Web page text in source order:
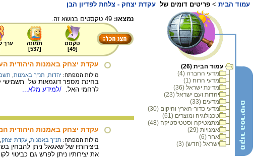
עמוד הבית > פריטים דומים של עקדת יצחק - צלחת לפדיון הבן
עמוד הבית (26)
מדעי החברה (4)
מדעי הרוח (1)
מדינת ישראל (36)
יהדות ועם ישראל (23)
מדעים (33)
מדעי כדור-הארץ והיקום (30)
טכנולוגיה ומוצרים (61)
מתמטיקה וסטטיסטיקה (48)
אמנויות (29)
אחר (6)
ישראל (חדש) (3)
נמצאו:
טקסט
[
49
]
תמונה
[
537
]
ערך
עקדת יצחק באמנות היהודית
מילות המפתח: יהדות תנ"ך באמנות
בחינת מספר דוגמאות של תשמישי
לרחמי האל. /למידע מלא...
עקדת יצחק באמנות היהודית
מילות המפתח: תנ"ך באמנות עקדת יצחק
ביצירותיו של שאגאל ניתן
את יצירותיו ניתן לפרש גם כביטוי